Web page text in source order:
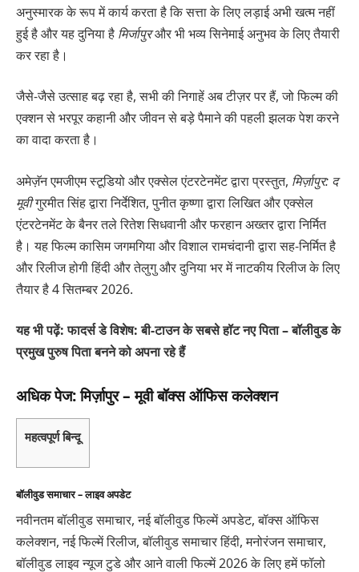
अनुस्मारक के रूप में कार्य करता है कि सत्ता के लिए लड़ाई अभी खत्म नहीं
हुई है और यह दुनिया है मिर्जापुरऔर भी भव्य सिनेमाई अनुभव के लिए तैयारी
कर रहा है।
जैसे-जैसे उत्साह बढ़ रहा है, सभी की निगाहें अब टीज़र पर हैं, जो फिल्म की
एक्शन से भरपूर कहानी और जीवन से बड़े पैमाने की पहली झलक पेश करने
का वादा करता है।
अमेज़ॅन एमजीएम स्टूडियो और एक्सेल एंटरटेनमेंट द्वारा प्रस्तुत, मिर्ज़ापुर: द
मूवीगुरमीत सिंह द्वारा निर्देशित, पुनीत कृष्णा द्वारा लिखित और एक्सेल
एंटरटेनमेंट के बैनर तले रितेश सिधवानी और फरहान अख्तर द्वारा निर्मित
है। यह फिल्म कासिम जगमगिया और विशाल रामचंदानी द्वारा सह-निर्मित है
और रिलीज होगीहिंदी और तेलुगुऔर दुनिया भर में नाटकीय रिलीज के लिए
तैयार है4 सितम्बर 2026.
यह भी पढ़ें: फादर्स डे विशेष: बी-टाउन के सबसे हॉट नए पिता – बॉलीवुड के
प्रमुख पुरुष पिता बनने को अपना रहे हैं
अधिक पेज: मिर्ज़ापुर – मूवी बॉक्स ऑफिस कलेक्शन
महत्वपूर्ण बिन्दू
बॉलीवुड समाचार – लाइव अपडेट
नवीनतम बॉलीवुड समाचार, नई बॉलीवुड फिल्में अपडेट, बॉक्स ऑफिस
कलेक्शन, नई फिल्में रिलीज, बॉलीवुड समाचार हिंदी, मनोरंजन समाचार,
बॉलीवुड लाइव न्यूज टुडे और आने वाली फिल्में 2026 के लिए हमें फॉलो